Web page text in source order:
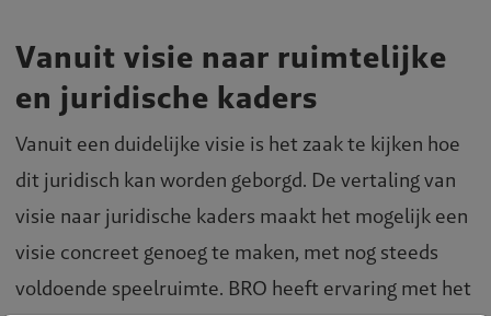
Vanuit visie naar ruimtelijke
en juridische kaders
Vanuit een duidelijke visie is het zaak te kijken hoe
dit juridisch kan worden geborgd. De vertaling van
visie naar juridische kaders maakt het mogelijk een
visie concreet genoeg te maken, met nog steeds
voldoende speelruimte. BRO heeft ervaring met het